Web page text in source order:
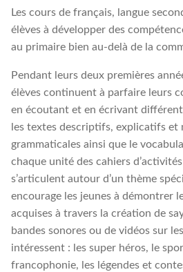
Les cours de français, langue
élèves à développer des
au primaire bien au-delà de la
Pendant leurs deux premières
élèves continuent à parfaire leurs
en écoutant et en écrivant
les textes descriptifs, explicatifs et
grammaticales ainsi que le
chaque unité des cahiers
s’articulent autour d’un thème
encourage les jeunes à démontrer
acquises à travers la création de
bandes sonores ou de vidéos sur
intéressent : les super héros, le
francophonie, les légendes et